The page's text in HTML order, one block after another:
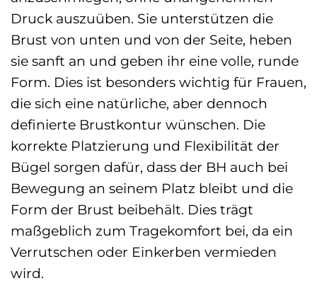
Druck auszuüben. Sie unterstützen die
Brust von unten und von der Seite, heben
sie sanft an und geben ihr eine volle, runde
Form. Dies ist besonders wichtig für Frauen,
die sich eine natürliche, aber dennoch
definierte Brustkontur wünschen. Die
korrekte Platzierung und Flexibilität der
Bügel sorgen dafür, dass der BH auch bei
Bewegung an seinem Platz bleibt und die
Form der Brust beibehält. Dies trägt
maßgeblich zum Tragekomfort bei, da ein
Verrutschen oder Einkerben vermieden
wird.